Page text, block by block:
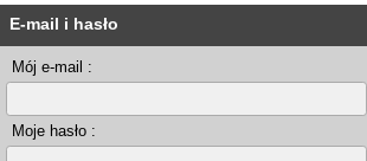
E-mail i hasło
Mój e-mail :
Moje hasło :